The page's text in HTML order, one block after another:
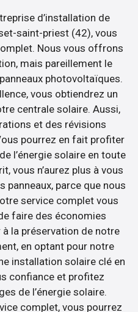
d’installation de
saint-priest (42), vous
Nous vous offrons
mais pareillement le
photovoltaïques.
vous obtiendrez un
centrale solaire. Aussi,
et des révisions
pourrez en fait profiter
l’énergie solaire en toute
vous n’aurez plus à vous
panneaux, parce que nous
service complet vous
faire des économies
à la préservation de notre
en optant pour notre
installation solaire clé en
confiance et profitez
de l’énergie solaire.
complet, vous pourrez